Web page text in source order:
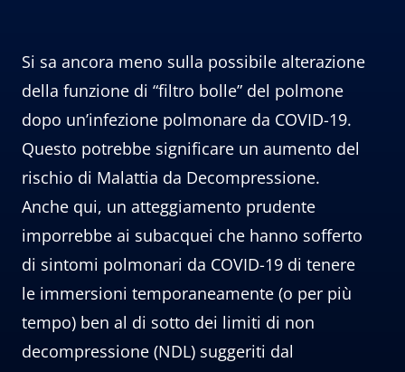
Si sa ancora meno sulla possibile alterazione
della funzione di “filtro bolle” del polmone
dopo un’infezione polmonare da COVID-19.
Questo potrebbe significare un aumento del
rischio di Malattia da Decompressione.
Anche qui, un atteggiamento prudente
imporrebbe ai subacquei che hanno sofferto
di sintomi polmonari da COVID-19 di tenere
le immersioni temporaneamente (o per più
tempo) ben al di sotto dei limiti di non
decompressione (NDL) suggeriti dal